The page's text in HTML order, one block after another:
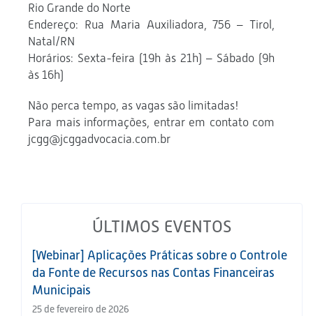
Rio Grande do Norte
Endereço: Rua Maria Auxiliadora, 756 – Tirol,
Natal/RN
Horários: Sexta-feira (19h às 21h) – Sábado (9h
às 16h)
Não perca tempo, as vagas são limitadas!
Para mais informações, entrar em contato com
jcgg@jcggadvocacia.com.br
ÚLTIMOS EVENTOS
[Webinar] Aplicações Práticas sobre o Controle
da Fonte de Recursos nas Contas Financeiras
Municipais
25 de fevereiro de 2026